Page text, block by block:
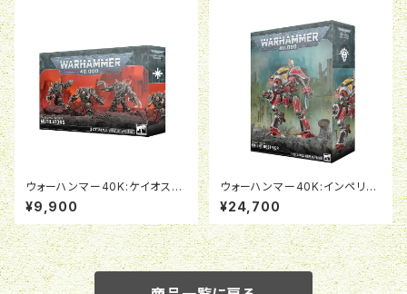
ウォーハンマー40K:ケイオス・
スペースマリーン：ミューティレ
イター
¥9,900
ウォーハンマー40K:インペリア
ルナイト：デストリエ
¥24,700